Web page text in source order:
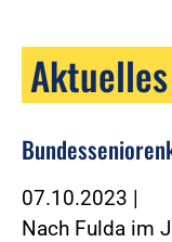
Aktuelles
07.10.2023 |
Nach Fulda im